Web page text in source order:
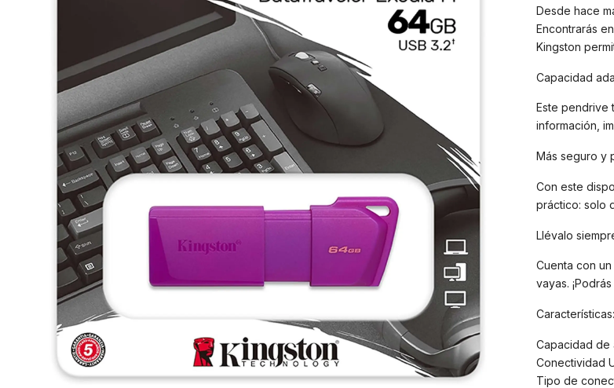
Desde hace
Encontrarás
Kingston
Capacidad
Este pendrive
información,
Más seguro y
Con este
práctico: solo
Llévalo
Cuenta con
vayas.
Características:
Capacidad de
Conectividad
Tipo de